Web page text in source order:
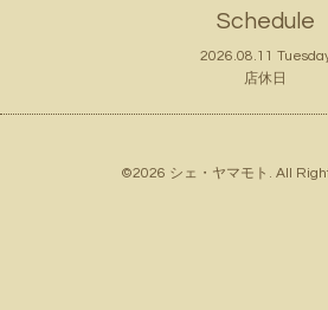
Schedule
2026.08.11
店休日
©2026 シェ・ヤマモト . All